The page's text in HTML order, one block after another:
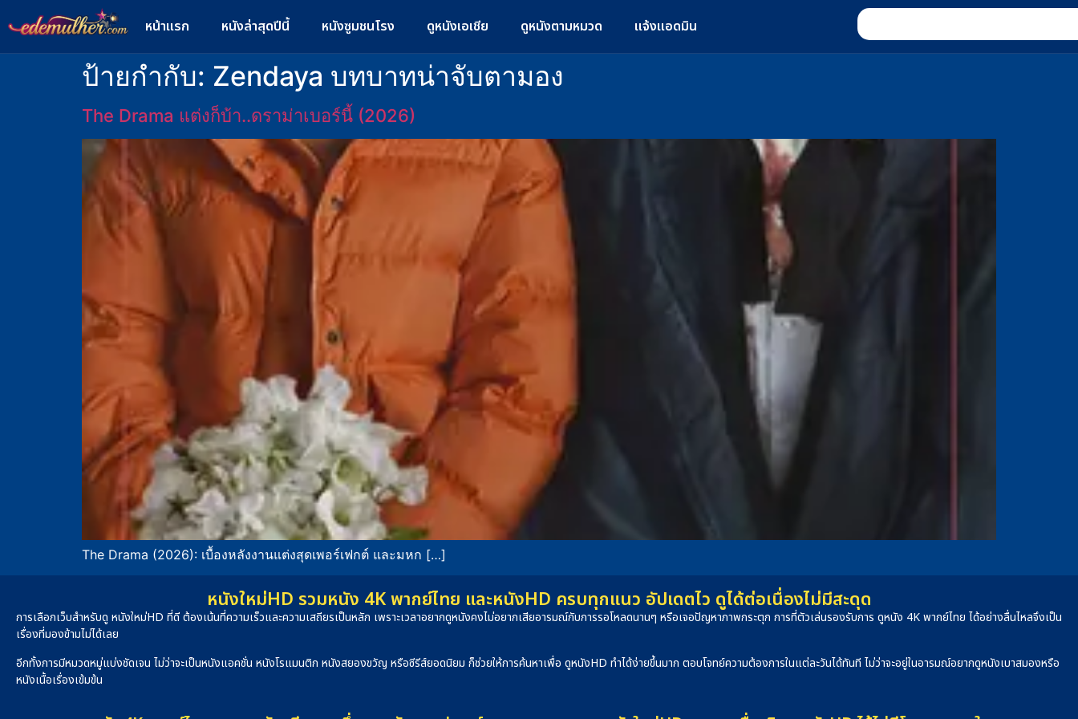
หน้าแรก หนังล่าสุดปีนี้ หนังซูมชนโรง ดูหนังเอเชีย ดูหนังตามหมวด แจ้งแอดมิน
ป้ายกำกับ: Zendaya บทบาทน่าจับตามอง
The Drama แต่งก็บ้า..ดราม่าเบอร์นี้ (2026)
The Drama (2026): เบื้องหลังงานแต่งสุดเพอร์เฟกต์ และมหก […]
หนังใหม่HD รวมหนัง 4K พากย์ไทย และหนังHD ครบทุกแนว อัปเดตไว ดูได้ต่อเนื่องไม่มีสะดุด
การเลือกเว็บสำหรับดู หนังใหม่HD ที่ดี ต้องเน้นที่ความเร็วและความเสถียรเป็นหลัก เพราะเวลาอยากดูหนังคงไม่อยากเสียอารมณ์กับการรอโหลดนานๆ หรือเจอปัญหาภาพกระตุก การที่ตัวเล่นรองรับการ ดูหนัง 4K พากย์ไทย ได้อย่างลื่นไหลจึงเป็น
เรื่องที่มองข้ามไม่ได้เลย
อีกทั้งการมีหมวดหมู่แบ่งชัดเจน ไม่ว่าจะเป็นหนังแอคชั่น หนังโรแมนติก หนังสยองขวัญ หรือซีรีส์ยอดนิยม ก็ช่วยให้การค้นหาเพื่อ ดูหนังHD ทำได้ง่ายขึ้นมาก ตอบโจทย์ความต้องการในแต่ละวันได้ทันที ไม่ว่าจะอยู่ในอารมณ์อยากดูหนังเบาสมองหรือ
หนังเนื้อเรื่องเข้มข้น